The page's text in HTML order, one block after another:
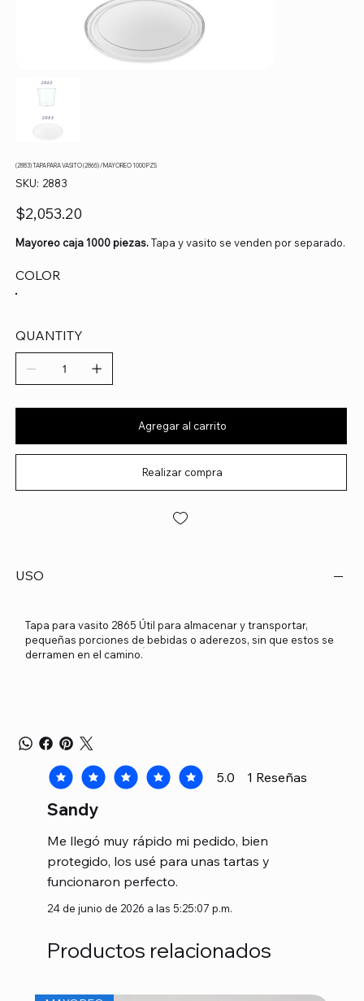
(2883) TAPA PARA VASITO (2865) / MAYOREO 1000 PZS
SKU: SKU
2883
2883
Precio
$2,053.20
Mayoreo caja 1000 piezas.Tapa y vasito se venden por separado.
COLOR
QUANTITY
Agregar al carrito
Realizar compra
USO
Tapa para vasito 2865 Útil para almacenar y transportar,
pequeñas porciones de bebidas o aderezos, sin que estos se
derramen en el camino.
5.0 1 Reseñas
la calificación promedio es 5 de 5, basada en 1
Sandy
Me llegó muy rápido mi pedido, bien
protegido, los usé para unas tartas y
funcionaron perfecto.
24 de junio de 2026 a las 5:25:07 p.m.
Productos relacionados